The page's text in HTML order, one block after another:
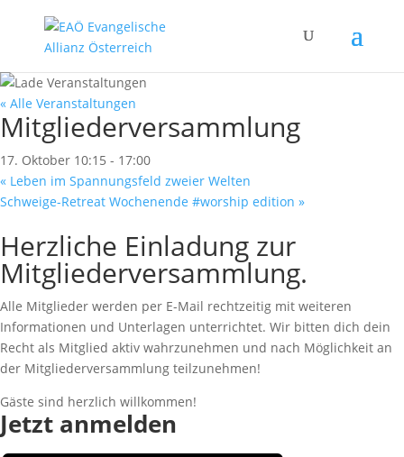
« Alle Veranstaltungen
Mitgliederversammlung
17. Oktober 10:15 - 17:00
« Leben im Spannungsfeld zweier Welten
Schweige-Retreat Wochenende #worship edition »
Herzliche Einladung zur
Mitgliederversammlung.
Alle Mitglieder werden per E-Mail rechtzeitig mit weiteren
Informationen und Unterlagen unterrichtet. Wir bitten dich dein
Recht als Mitglied aktiv wahrzunehmen und nach Möglichkeit an
der Mitgliederversammlung teilzunehmen!
Gäste sind herzlich willkommen!
Jetzt anmelden